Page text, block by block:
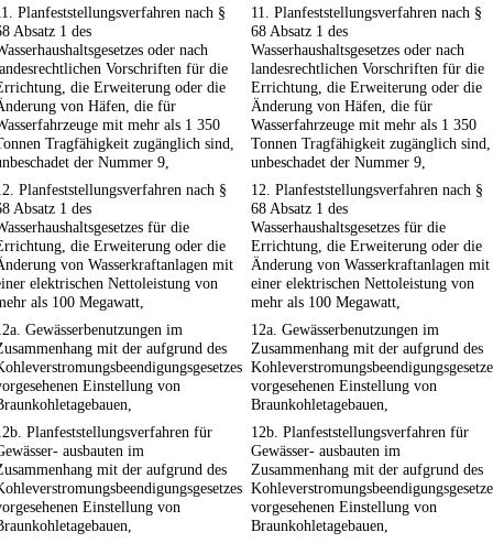
Planfeststellungsverfahren nach §
Absatz 1 des
oder nach
Vorschriften für die
die Erweiterung oder die
von Häfen, die für
mit mehr als 1 350
Tragfähigkeit zugänglich sind,
der Nummer 9,
11. Planfeststellungsverfahren nach §
68 Absatz 1 des
Wasserhaushaltsgesetzes oder nach
landesrechtlichen Vorschriften für die
Errichtung, die Erweiterung oder die
Änderung von Häfen, die für
Wasserfahrzeuge mit mehr als 1 350
Tonnen Tragfähigkeit zugänglich sind,
unbeschadet der Nummer 9,
Planfeststellungsverfahren nach §
Absatz 1 des
für die
die Erweiterung oder die
von Wasserkraftanlagen mit
elektrischen Nettoleistung von
als 100 Megawatt,
12. Planfeststellungsverfahren nach §
68 Absatz 1 des
Wasserhaushaltsgesetzes für die
Errichtung, die Erweiterung oder die
Änderung von Wasserkraftanlagen mit
einer elektrischen Nettoleistung von
mehr als 100 Megawatt,
Gewässerbenutzungen im
mit der aufgrund des
Einstellung von
12a. Gewässerbenutzungen im
Zusammenhang mit der aufgrund des
vorgesehenen Einstellung von
Braunkohletagebauen,
Planfeststellungsverfahren für
ausbauten im
mit der aufgrund des
Einstellung von
12b. Planfeststellungsverfahren für
Gewässer- ausbauten im
Zusammenhang mit der aufgrund des
vorgesehenen Einstellung von
Braunkohletagebauen,